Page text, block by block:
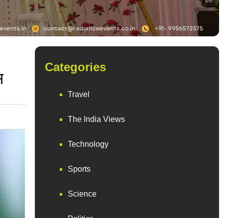
Categories
Travel
The India Views
Technology
Sports
Science